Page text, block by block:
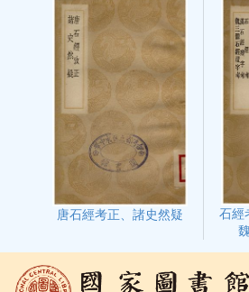
唐石經考正、諸史然疑
石經